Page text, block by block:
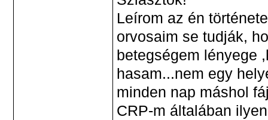
Leírom az én
orvosaim se tudják,
betegségem lényege
hasam...nem egy
minden nap máshol
CRP-m általában